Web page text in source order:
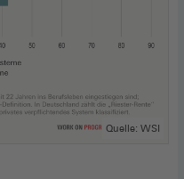
Quelle: WSI